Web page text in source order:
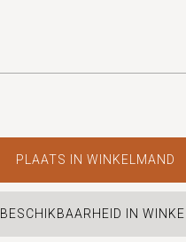
PLAATS IN WINKELMAND
BESCHIKBAARHEID IN